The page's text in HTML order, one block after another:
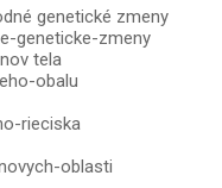
genetické zmeny
geneticke-zmeny
tela
obalu
rieciska
oblasti